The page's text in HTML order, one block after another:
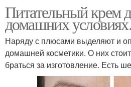
Питательный крем
домашних
Наряду с плюсами выделяют и
домашней косметики. О них
браться за изготовление. Есть